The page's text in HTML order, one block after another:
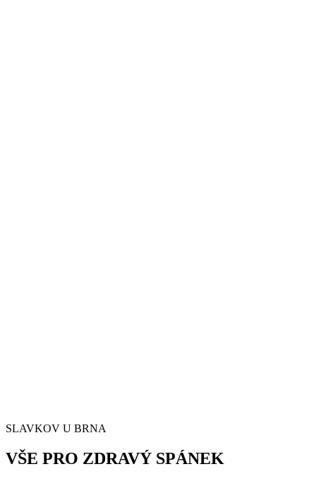
SLAVKOV U BRNA
VŠE PRO ZDRAVÝ SPÁNEK